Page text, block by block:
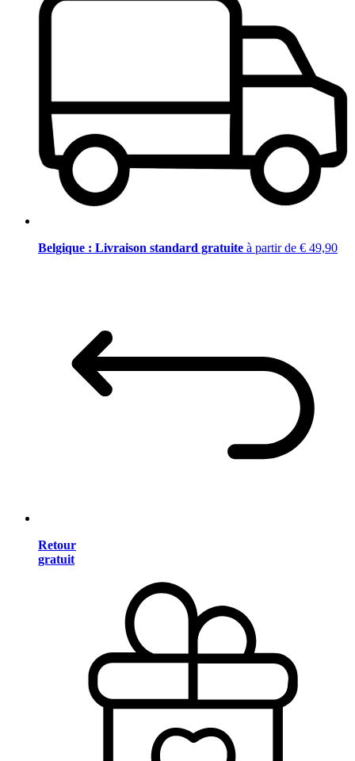
Belgique : Livraison standard gratuite à partir de € 49,90
Retour
gratuit